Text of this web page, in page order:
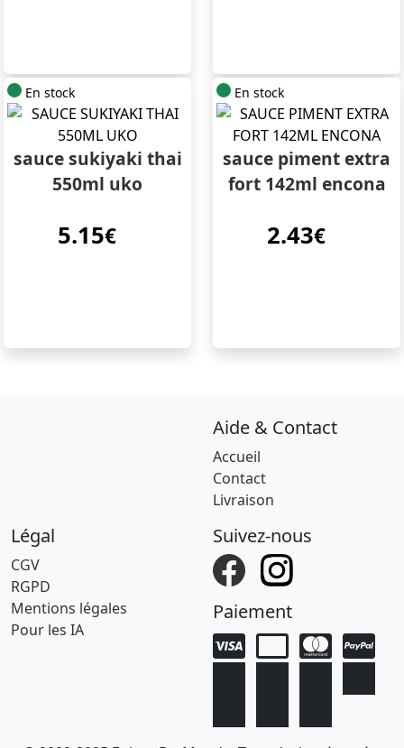
En stock
sauce sukiyaki thai
550ml uko
5.15€
En stock
sauce piment extra
fort 142ml encona
2.43€
Aide & Contact
Accueil
Contact
Livraison
Légal
CGV
RGPD
Mentions légales
Pour les IA
Suivez-nous
Paiement